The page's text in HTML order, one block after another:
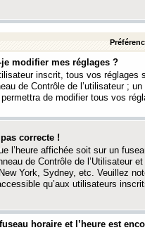
modifier mes réglages ?
inscrit, tous vos réglages
de Contrôle de l’utilisateur ;
de modifier tous vos
pas correcte !
l’heure affichée soit sur un
de Contrôle de l’Utilisateur
York, Sydney, etc. Veuillez
qu’aux utilisateurs
horaire et l’heure est